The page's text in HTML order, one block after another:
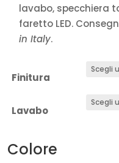
lavabo, specchiera
faretto LED.
in Italy.
Finitura
Lavabo
Colore